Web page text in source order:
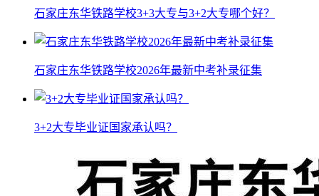
石家庄东华铁路学校3+3大专与3+2大专哪个好？
石家庄东华铁路学校2026年最新中考补录征集
3+2大专毕业证国家承认吗？